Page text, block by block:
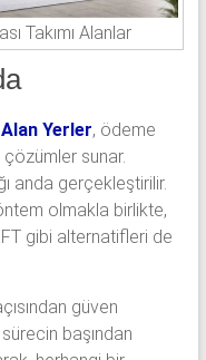
Takımı Alanlar
Alan Yerler, ödeme
sunar.
anda gerçekleştirilir.
olmakla birlikte,
gibi alternatifleri de
güven
başından